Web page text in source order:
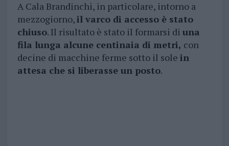
A Cala Brandinchi, in particolare, intorno a
mezzogiorno,il varco di accesso è stato
chiuso. Il risultato è stato il formarsi di una
fila lunga alcune centinaia di metri, con
decine di macchine ferme sotto il sole in
attesa che si liberasse un posto.